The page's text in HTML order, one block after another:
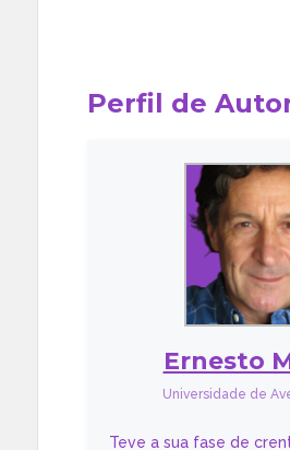
Perfil de
Ernesto
Universidade de
Teve a sua fase de